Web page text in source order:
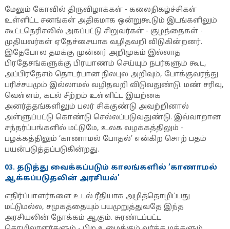
மேலும் கோவில் திருவிழாக்கள் - கலைநிகழ்ச்சிகள்
உள்ளிட்ட சனங்கள் அதிகமாக ஒன்றுகூடும் இடங்களிலும்
கூட்டநெரிசலில் அகப்பட்டு சிறுவர்கள் - குழந்தைகள் -
முதியவர்கள் ஏதேச்சையாக வழிதவறி விடுகின்றனர்.
இதேபோல தமக்கு முன்னர் அறிமுகம் இல்லாத
பிரதேசங்களுக்கு பிரயாணம் செய்யும் நபர்களும் கூட,
அப்பிரதேசம் தொடர்பான நிலபுல அறிவும், போக்குவரத்து
பரிச்சயமும் இல்லாமல் வழிதவறி விடுவதுண்டு. மண் சரிவு,
வெள்ளம், கடல் சீற்றம் உள்ளிட்ட இயற்கை
அனர்த்தங்களிலும் பலர் சிக்குண்டு அவற்றினால்
அள்ளுப்பட்டு கொண்டு செல்லப்படுவதுண்டு. இவ்வாறான
சந்தர்ப்பங்களில் மட்டுமே, உலக வழக்கத்திலும் -
பழக்கத்திலும் ‘காணாமல் போதல்’ என்கிற சொற் பதம்
பயன்படுத்தப்படுகின்றது.
03. தடுத்து வைக்கப்படும் காலங்களில் ‘காணாமல்
ஆக்கப்படுதலின் அரசியல்’
எதிர்ப்பாளர்களை உடல் ரீதியாக அழித்தொழிப்பது
மட்டுமல்ல, சமுகத்தையும் பயமுறுத்துவதே இந்த
அரசியலின் நோக்கம் ஆகும். சுரண்டப்பட்ட